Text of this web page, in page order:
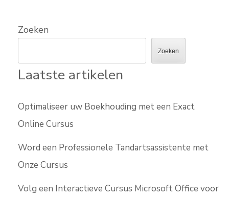
Zoeken
Zoeken
Laatste artikelen
Optimaliseer uw Boekhouding met een Exact
Online Cursus
Word een Professionele Tandartsassistente met
Onze Cursus
Volg een Interactieve Cursus Microsoft Office voor